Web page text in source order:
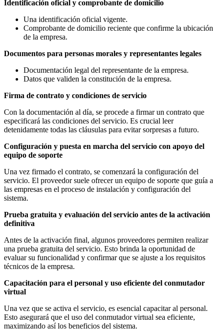
Identificación oficial y comprobante de domicilio
Una identificación oficial vigente.
Comprobante de domicilio reciente que confirme la ubicación
de la empresa.
Documentos para personas morales y representantes legales
Documentación legal del representante de la empresa.
Datos que validen la constitución de la empresa.
Firma de contrato y condiciones de servicio
Con la documentación al día, se procede a firmar un contrato que
especificará las condiciones del servicio. Es crucial leer
detenidamente todas las cláusulas para evitar sorpresas a futuro.
Configuración y puesta en marcha del servicio con apoyo del
equipo de soporte
Una vez firmado el contrato, se comenzará la configuración del
servicio. El proveedor suele ofrecer un equipo de soporte que guía a
las empresas en el proceso de instalación y configuración del
sistema.
Prueba gratuita y evaluación del servicio antes de la activación
definitiva
Antes de la activación final, algunos proveedores permiten realizar
una prueba gratuita del servicio. Esto brinda la oportunidad de
evaluar su funcionalidad y confirmar que se ajuste a los requisitos
técnicos de la empresa.
Capacitación para el personal y uso eficiente del conmutador
virtual
Una vez que se activa el servicio, es esencial capacitar al personal.
Esto asegurará que el uso del conmutador virtual sea eficiente,
maximizando así los beneficios del sistema.